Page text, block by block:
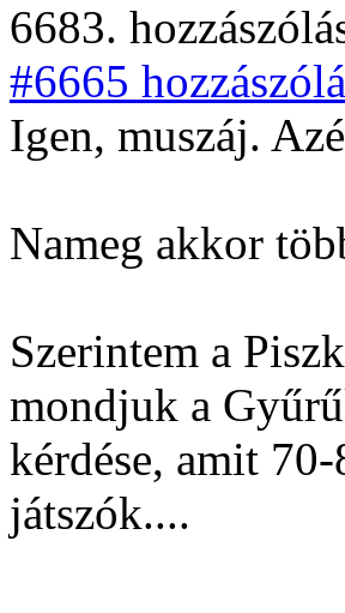
6683.
#6665
Igen, muszáj.
Nameg akkor
Szerintem a
mondjuk a
kérdése, amit
játszók....